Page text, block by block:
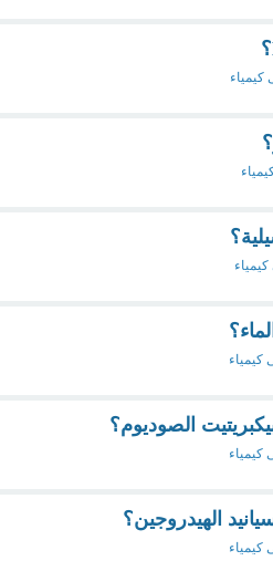
كيمياء
كيمياء
كيمياء
الصوديوم؟
كيمياء
الهيدروجين؟
كيمياء